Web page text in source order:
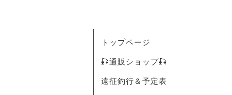
トップページ
🎣通販ショップ🎣
遠征釣行＆予定表